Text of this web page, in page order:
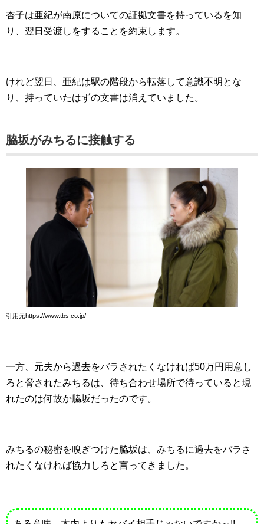
杏子は亜紀が南原についての証拠文書を持っているを知
り、翌日受渡しをすることを約束します。
けれど翌日、亜紀は駅の階段から転落して意識不明とな
り、持っていたはずの文書は消えていました。
脇坂がみちるに接触する
引用元https://www.tbs.co.jp/
一方、元夫から過去をバラされたくなければ50万円用意し
ろと脅されたみちるは、待ち合わせ場所で待っていると現
れたのは何故か脇坂だったのです。
みちるの秘密を嗅ぎつけた脇坂は、みちるに過去をバラさ
れたくなければ協力しろと言ってきました。